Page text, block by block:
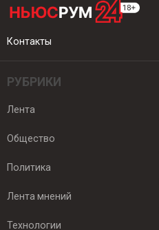
Контакты
РУБРИКИ
Лента
Общество
Политика
Лента мнений
Технологии